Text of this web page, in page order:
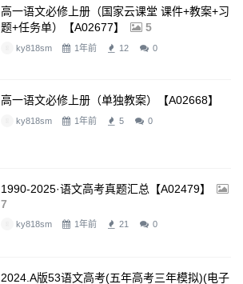
高一语文必修上册（国家云课堂 课件+教案+习
题+任务单）【A02677】
5
ky818sm 1年前 12 0
高一语文必修上册（单独教案）【A02668】
ky818sm 1年前 5 0
1990-2025·语文高考真题汇总【A02479】
7
ky818sm 1年前 21 0
2024.A版53语文高考(五年高考三年模拟)(电子